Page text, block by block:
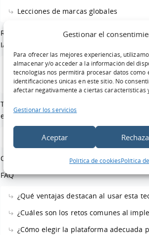
Gestionar el
Para ofrecer las mejores experiencias,
almacenar y/o acceder a la información del
tecnologías nos permitirá procesar datos como
identificaciones únicas en este sitio. No
afectar negativamente a ciertas características
Gestionar los servicios
Aceptar
Política de cookiesPolítica
Lecciones de marcas globales
Retos, limitaciones y consideraciones
IA
Desafíos en la adopción y
Aspectos éticos y protección de datos
Tendencias y futuro de la inteligencia
empresarial
Innovaciones emergentes y
Conclusión
FAQ
¿Qué ventajas destacan al usar esta
¿Cuáles son los retos comunes al
¿Cómo elegir la plataforma adecuada